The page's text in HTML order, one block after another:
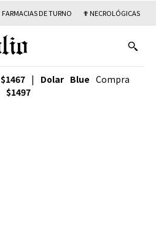
FARMACIAS DE TURNO ✟ NECROLÓGICAS
$1467 | Dolar Blue Compra
$1497